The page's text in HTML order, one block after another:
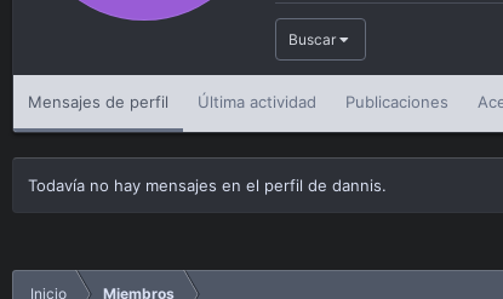
Buscar
Mensajes de perfil Última actividad Publicaciones
Todavía no hay mensajes en el perfil de dannis.
Inicio Miembros